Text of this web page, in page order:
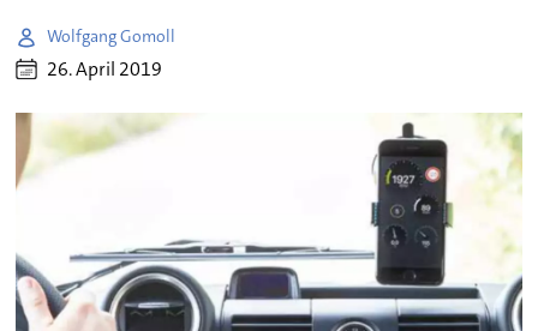
Wolfgang Gomoll
26. April 2019